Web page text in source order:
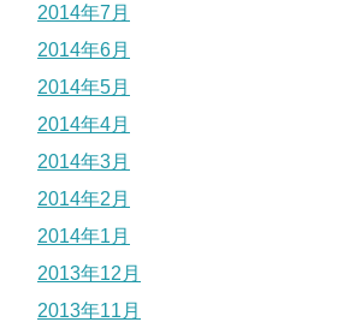
2014年7月
2014年6月
2014年5月
2014年4月
2014年3月
2014年2月
2014年1月
2013年12月
2013年11月